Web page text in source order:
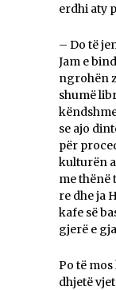
erdhi aty
– Do të
Jam e
ngrohën
shumë
se ajo
për
kulturën
me thënë
re dhe ja
kafe së
gjerë e
Po të
dhjetë